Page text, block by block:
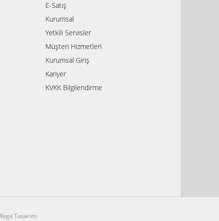
E-Satış
Kurumsal
Yetkili Servisler
Müşteri Hizmetleri
Kurumsal Giriş
Kariyer
KVKK Bilgilendirme
Tasarım